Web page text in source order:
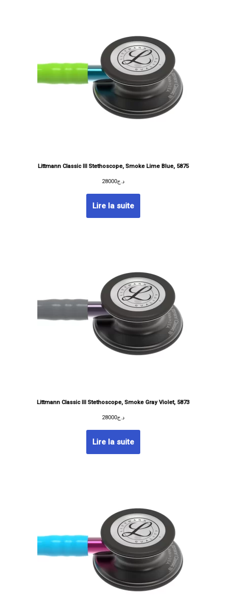
Littmann Classic III Stethoscope, Smoke Lime Blue, 5875
د.ج28000
Lire la suite
Littmann Classic III Stethoscope, Smoke Gray Violet, 5873
د.ج28000
Lire la suite